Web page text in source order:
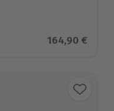
Aktueller
164,90 €